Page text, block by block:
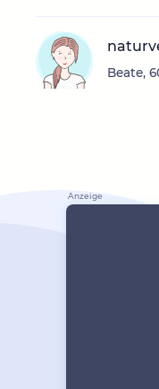
Beate,